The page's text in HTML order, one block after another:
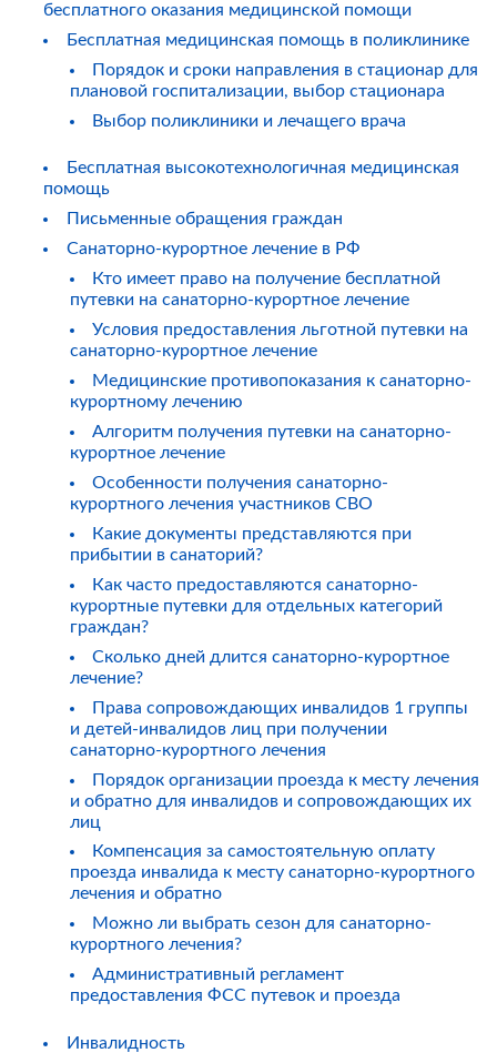
бесплатного оказания медицинской помощи
Бесплатная медицинская помощь в поликлинике
Порядок и сроки направления в стационар для
плановой госпитализации, выбор стационара
Выбор поликлиники и лечащего врача
Бесплатная высокотехнологичная медицинская
помощь
Письменные обращения граждан
Санаторно-курортное лечение в РФ
Кто имеет право на получение бесплатной
путевки на санаторно-курортное лечение
Условия предоставления льготной путевки на
санаторно-курортное лечение
Медицинские противопоказания к санаторно-
курортному лечению
Алгоритм получения путевки на санаторно-
курортное лечение
Особенности получения санаторно-
курортного лечения участников СВО
Какие документы представляются при
прибытии в санаторий?
Как часто предоставляются санаторно-
курортные путевки для отдельных категорий
граждан?
Сколько дней длится санаторно-курортное
лечение?
Права сопровождающих инвалидов 1 группы
и детей-инвалидов лиц при получении
санаторно-курортного лечения
Порядок организации проезда к месту лечения
и обратно для инвалидов и сопровождающих их
лиц
Компенсация за самостоятельную оплату
проезда инвалида к месту санаторно-курортного
лечения и обратно
Можно ли выбрать сезон для санаторно-
курортного лечения?
Административный регламент
предоставления ФСС путевок и проезда
Инвалидность